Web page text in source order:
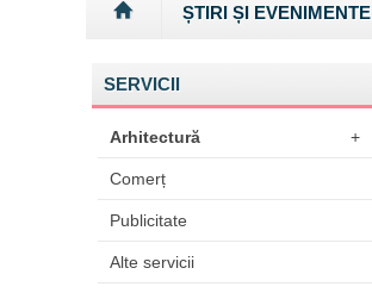
ȘTIRI ȘI EVENIMENTE
SERVICII
Arhitectură +
Comerț
Publicitate
Alte servicii